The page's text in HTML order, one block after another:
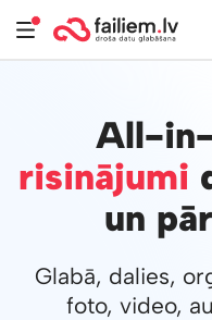
All-
risinājumi
un
Glabā, dalies,
foto, video,